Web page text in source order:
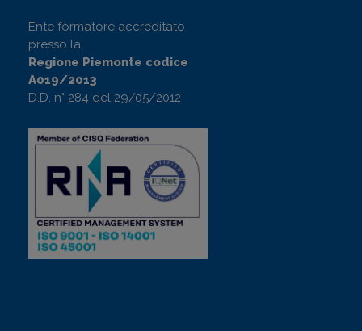
Ente formatore accreditato
presso la
Regione Piemonte codice
A019/2013
D.D. n° 284 del 29/05/2012